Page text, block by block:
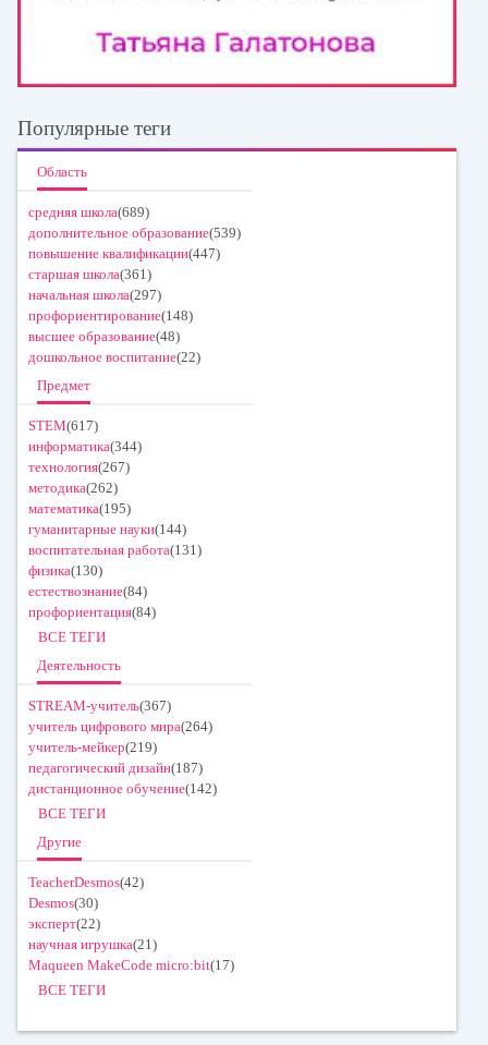
Популярные теги
Область
средняя школа(689)
дополнительное образование(539)
повышение квалификации(447)
старшая школа(361)
начальная школа(297)
профориентирование(148)
высшее образование(48)
дошкольное воспитание(22)
Предмет
STEM(617)
информатика(344)
технология(267)
методика(262)
математика(195)
гуманитарные науки(144)
воспитательная работа(131)
физика(130)
естествознание(84)
профориентация(84)
ВСЕ ТЕГИ
Деятельность
STREAM-учитель(367)
учитель цифрового мира(264)
учитель-мейкер(219)
педагогический дизайн(187)
дистанционное обучение(142)
ВСЕ ТЕГИ
Другие
TeacherDesmos(42)
Desmos(30)
эксперт(22)
научная игрушка(21)
Maqueen MakeCode micro:bit(17)
ВСЕ ТЕГИ